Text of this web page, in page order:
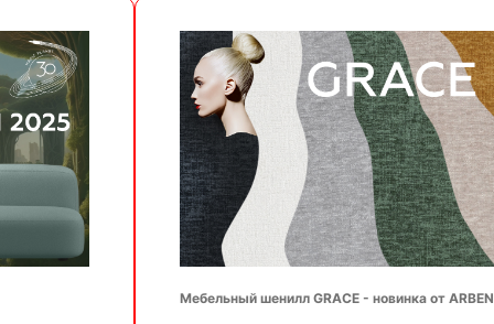
Мебельный шенилл GRACE - новинка от ARBEN